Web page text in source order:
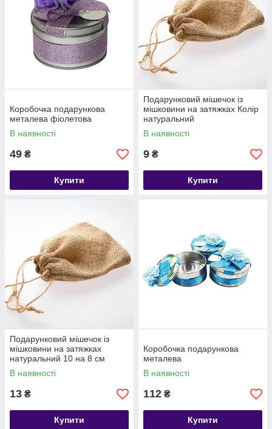
Коробочка подарункова
металева фіолетова
В наявності
49 ₴
Купити
Подарунковий мішечок із
мішковини на затяжках Колір
натуральний
В наявності
9 ₴
Купити
Подарунковий мішечок із
мішковини на затяжках
натуральний 10 на 8 см
В наявності
13 ₴
Купити
Коробочка подарункова
металева
В наявності
112 ₴
Купити